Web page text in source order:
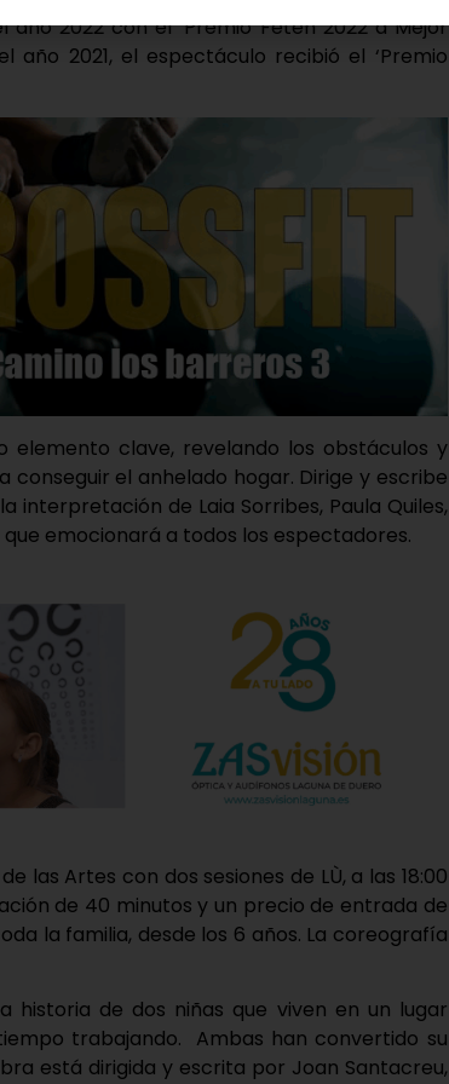
2022 con el ‘Premio Fetén 2022 a Mejor
año 2021, el espectáculo recibió el ‘Premio
clave, revelando los obstáculos y
el anhelado hogar. Dirige y escribe
interpretación de Laia Sorribes, Paula Quiles,
emocionará a todos los espectadores.
las Artes con dos sesiones de LÙ, a las 18:00
de 40 minutos y un precio de entrada de
la familia, desde los 6 años. La coreografía
de dos niñas que viven en un lugar
trabajando. Ambas han convertido su
está dirigida y escrita por Joan Santacreu,